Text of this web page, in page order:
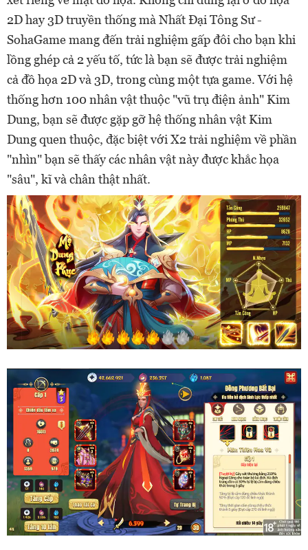
2D hay 3D truyền thống mà Nhất Đại Tông Sư -
SohaGame mang đến trải nghiệm gấp đôi cho bạn khi
lồng ghép cả 2 yếu tố, tức là bạn sẽ được trải nghiệm
cả đồ họa 2D và 3D, trong cùng một tựa game. Với hệ
thống hơn 100 nhân vật thuộc "vũ trụ điện ảnh" Kim
Dung, bạn sẽ được gặp gỡ hệ thống nhân vật Kim
Dung quen thuộc, đặc biệt với X2 trải nghiệm về phần
"nhìn" bạn sẽ thấy các nhân vật này được khắc họa
"sâu", kĩ và chân thật nhất.